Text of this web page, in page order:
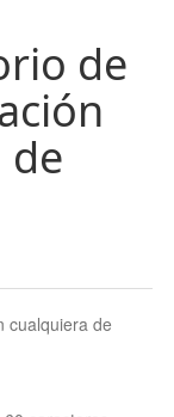
de
de
cualquiera de